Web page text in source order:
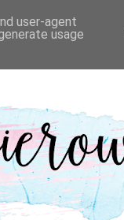
user-agent
usage